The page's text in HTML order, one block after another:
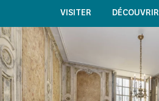
VISITER DÉCOUVRIR